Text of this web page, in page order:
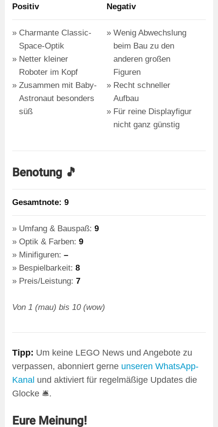
Positiv Negativ
Charmante Classic-
Space-Optik
Netter kleiner
Roboter im Kopf
Zusammen mit Baby-
Astronaut besonders
süß
Wenig Abwechslung
beim Bau zu den
anderen großen
Figuren
Recht schneller
Aufbau
Für reine Displayfigur
nicht ganz günstig
Benotung 🎵
Gesamtnote: 9
Umfang & Bauspaß: 9
Optik & Farben: 9
Minifiguren: –
Bespielbarkeit: 8
Preis/Leistung: 7
Von 1 (mau) bis 10 (wow)
Tipp: Um keine LEGO News und Angebote zu
verpassen, abonniert gerne unseren WhatsApp-
Kanal und aktiviert für regelmäßige Updates die
Glocke 🛎️.
Eure Meinung!